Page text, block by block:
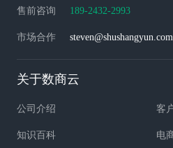
售前咨询 189-2432-2993
市场合作 steven@shushangyun.com
关于数商云
公司介绍 客
知识百科 电